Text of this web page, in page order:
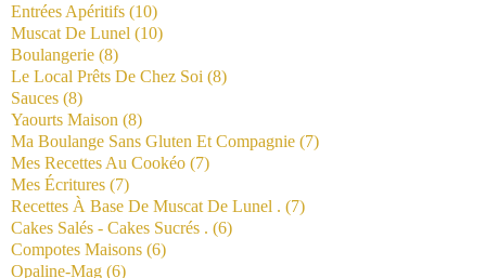
Entrées Apéritifs (10)
Muscat De Lunel (10)
Boulangerie (8)
Le Local Prêts De Chez Soi (8)
Sauces (8)
Yaourts Maison (8)
Ma Boulange Sans Gluten Et Compagnie (7)
Mes Recettes Au Cookéo (7)
Mes Écritures (7)
Recettes À Base De Muscat De Lunel . (7)
Cakes Salés - Cakes Sucrés . (6)
Compotes Maisons (6)
Opaline-Mag (6)